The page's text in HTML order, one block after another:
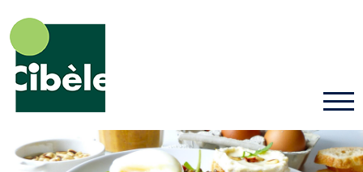
au
contenu
principal